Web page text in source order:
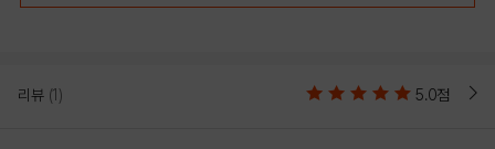
리뷰 (1) 5.0점